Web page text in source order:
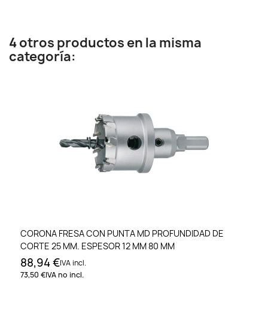
4 otros productos en la misma
categoría:
CORONA FRESA CON PUNTA MD PROFUNDIDAD DE
CORTE 25 MM. ESPESOR 12 MM 80 MM
88,94 €IVA incl.
73,50 €IVA no incl.